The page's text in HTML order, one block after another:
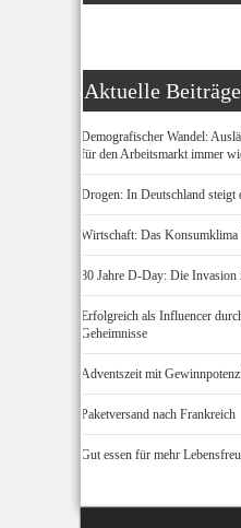
Aktuelle Beiträge
Demografischer Wandel:
für den Arbeitsmarkt immer
Drogen: In Deutschland
Wirtschaft: Das
80 Jahre D-Day: Die
Erfolgreich als Influencer
Geheimnisse
Adventszeit mit
Paketversand nach Frankreich
Gut essen für mehr